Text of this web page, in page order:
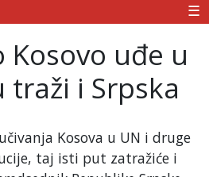
☰
Kosovo uđe u
traži i Srpska
Kosova u UN i druge
taj isti put zatražiće i